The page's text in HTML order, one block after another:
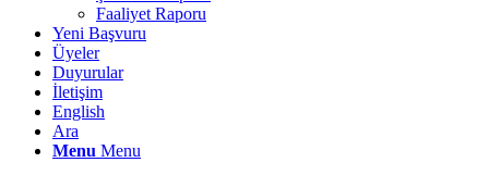
Faaliyet Raporu
Yeni Başvuru
Üyeler
Duyurular
İletişim
English
Ara
Menu Menu